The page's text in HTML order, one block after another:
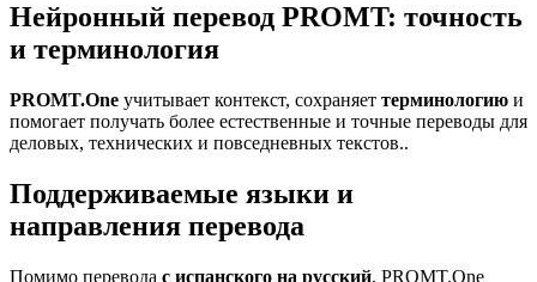
Нейронный перевод PROMT: точность
и терминология
PROMT.One учитывает контекст, сохраняет терминологию и
помогает получать более естественные и точные переводы для
деловых, технических и повседневных текстов..
Поддерживаемые языки и
направления перевода
Помимо перевода с испанского на русский, PROMT.One